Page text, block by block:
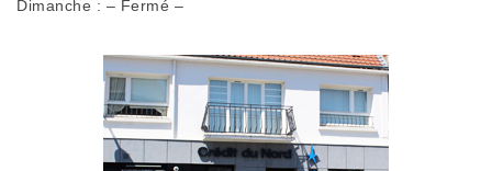
Dimanche : – Fermé –